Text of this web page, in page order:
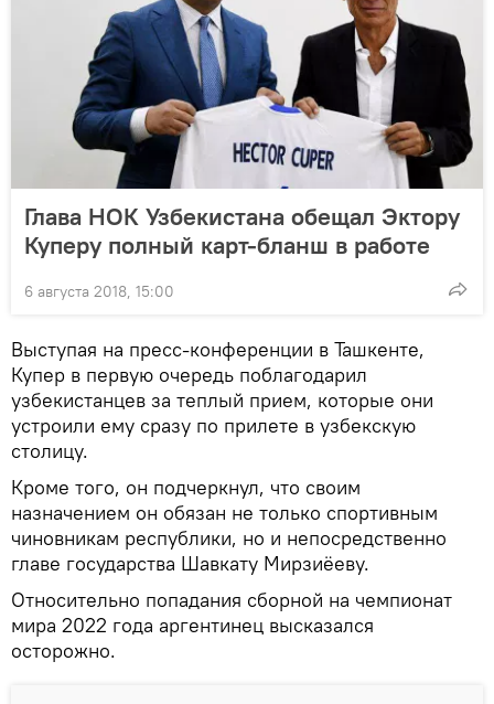
Глава НОК Узбекистана обещал Эктору
Куперу полный карт-бланш в работе
6 августа 2018, 15:00
Выступая на пресс-конференции в Ташкенте,
Купер в первую очередь поблагодарил
узбекистанцев за теплый прием, которые они
устроили ему сразу по прилете в узбекскую
столицу.
Кроме того, он подчеркнул, что своим
назначением он обязан не только спортивным
чиновникам республики, но и непосредственно
главе государства Шавкату Мирзиёеву.
Относительно попадания сборной на чемпионат
мира 2022 года аргентинец высказался
осторожно.